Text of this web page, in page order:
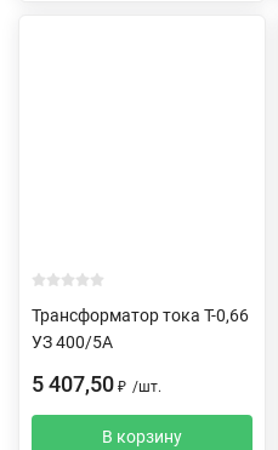
Трансформатор тока Т-0,66
УЗ 400/5А
5 407,50 ₽ /шт.
В корзину